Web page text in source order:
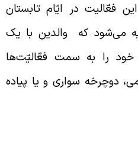
فعّالیت در ایّام تابستان
می‌شود که والدین با یک
را به سمت فعّالیّت‌ها
دوچرخه سواری و یا پیاده